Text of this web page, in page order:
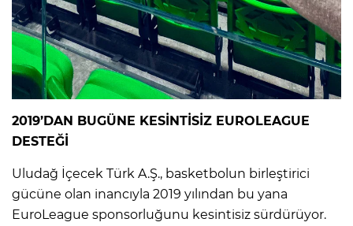
2019’DAN BUGÜNE KESİNTİSİZ EUROLEAGUE
DESTEĞİ
Uludağ İçecek Türk A.Ş., basketbolun birleştirici
gücüne olan inancıyla 2019 yılından bu yana
EuroLeague sponsorluğunu kesintisiz sürdürüyor.